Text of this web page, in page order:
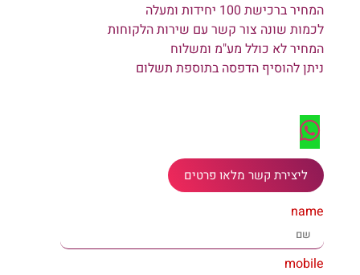
המחיר ברכישת 100 יחידות ומעלה
לכמות שונה צור קשר עם שירות הלקוחות
המחיר לא כולל מע"מ ומשלוח
ניתן להוסיף הדפסה בתוספת תשלום
ליצירת קשר מלאו פרטים
name
mobile